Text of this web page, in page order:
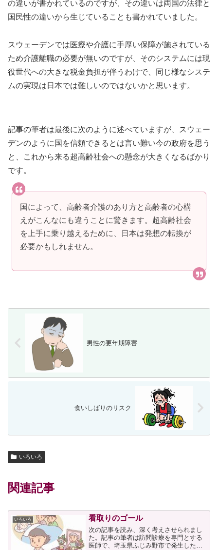
の違いが書かれているのですが、その違いは両国の法律と
国民性の違いから生じていることも書かれていました。
スウェーデンでは医療や介護に手厚い保障が施されている
ため介護離職の必要が無いのですが、そのシステムには現
役世代への大きな税金負担が伴うわけで、同じ様なシステ
ムの実現は日本では難しいのではないかと思います。
記事の筆者は最後に次のように述べていますが、スウェー
デンのように国を信頼できるとは言い難い今の政府を思う
と、これから来る超高齢社会への懸念が大きくなるばかり
です。
国によって、高齢者介護のあり方と高齢者の心構
えがこんなにも違うことに驚きます。超高齢社会
を上手に乗り越えるために、日本は発想の転換が
必要かもしれません。
男性の更年期障害
食いしばりのリスク
いろいろ
関連記事
いろいろ 看取りのゴール
次の記事を読み、深く考えさせられまし
た。記事の筆者は訪問診療を専門とする
医師で、埼玉県ふじみ野市で発生した立